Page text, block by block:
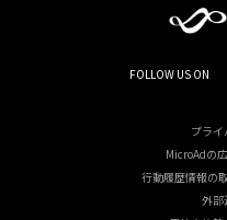
FOLLOW US ON
プラ
MicroAdの
行動履歴情報の
外部